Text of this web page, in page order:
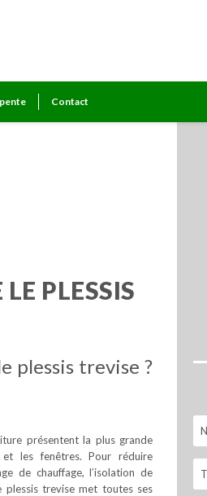
Contact
PLESSIS
plessis trevise ?
présentent la plus grande
les fenêtres. Pour réduire
de chauffage, l’isolation de
plessis trevise met toutes ses